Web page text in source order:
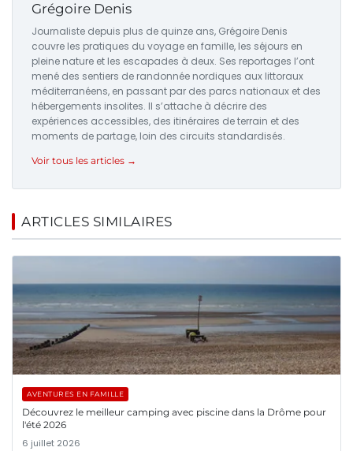
Grégoire Denis
Journaliste depuis plus de quinze ans, Grégoire Denis
couvre les pratiques du voyage en famille, les séjours en
pleine nature et les escapades à deux. Ses reportages l’ont
mené des sentiers de randonnée nordiques aux littoraux
méditerranéens, en passant par des parcs nationaux et des
hébergements insolites. Il s’attache à décrire des
expériences accessibles, des itinéraires de terrain et des
moments de partage, loin des circuits standardisés.
Voir tous les articles →
ARTICLES SIMILAIRES
AVENTURES EN FAMILLE
Découvrez le meilleur camping avec piscine dans la Drôme pour
l'été 2026
6 juillet 2026